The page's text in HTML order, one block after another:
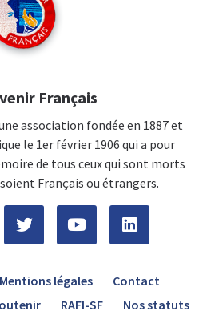
Français
association fondée en 1887 et
le 1er février 1906 qui a pour
de tous ceux qui sont morts
Français ou étrangers.
Mentions légales
Contact
RAFI-SF Nos statuts